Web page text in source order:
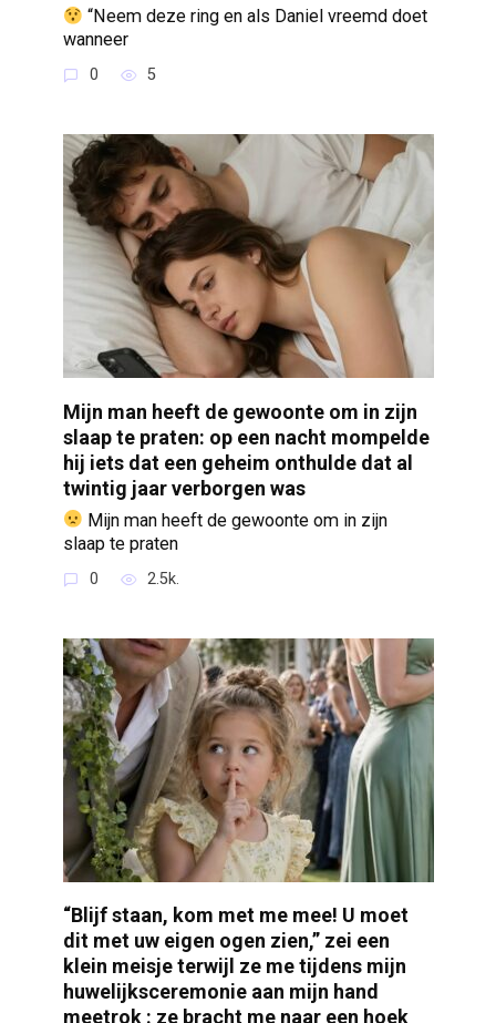
“Neem deze ring en als Daniel vreemd doet
wanneer
0 5
Mijn man heeft de gewoonte om in zijn
slaap te praten: op een nacht mompelde
hij iets dat een geheim onthulde dat al
twintig jaar verborgen was
Mijn man heeft de gewoonte om in zijn
slaap te praten
0 2.5k.
“Blijf staan, kom met me mee! U moet
dit met uw eigen ogen zien,” zei een
klein meisje terwijl ze me tijdens mijn
huwelijksceremonie aan mijn hand
meetrok : ze bracht me naar een hoek